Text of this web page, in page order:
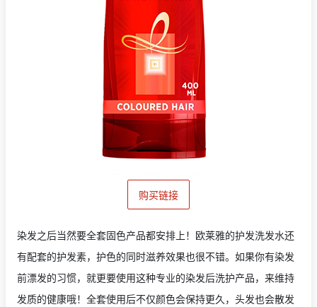
购买链接
染发之后当然要全套固色产品都安排上！欧莱雅的护发洗发水还
有配套的护发素，护色的同时滋养效果也很不错。如果你有染发
前漂发的习惯，就更要使用这种专业的染发后洗护产品，来维持
发质的健康哦！全套使用后不仅颜色会保持更久，头发也会散发